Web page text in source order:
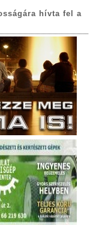
hívta fel a